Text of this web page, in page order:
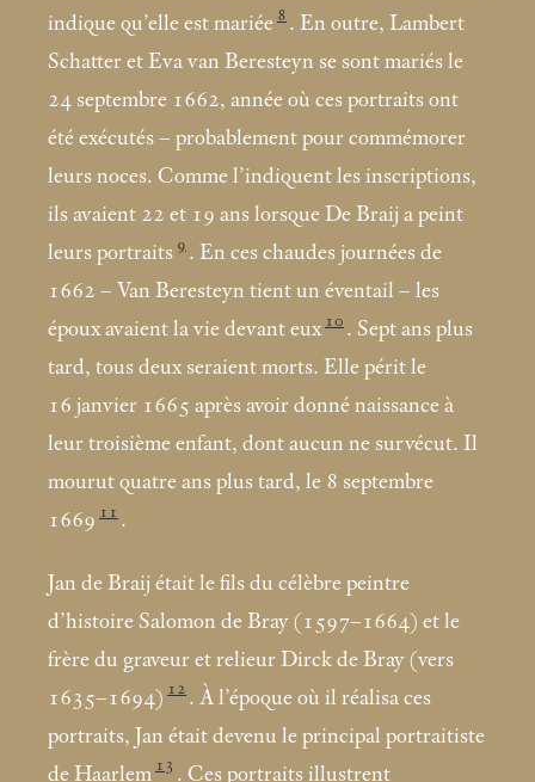
indique qu’elle est mariée 8 . En outre, Lambert
Schatter et Eva van Beresteyn se sont mariés le
24 septembre 1662, année où ces portraits ont
été exécutés – probablement pour commémorer
leurs noces. Comme l’indiquent les inscriptions,
ils avaient 22 et 19 ans lorsque De Braij a peint
leurs portraits 9 . En ces chaudes journées de
1662 – Van Beresteyn tient un éventail – les
époux avaient la vie devant eux 10 . Sept ans plus
tard, tous deux seraient morts. Elle périt le
16 janvier 1665 après avoir donné naissance à
leur troisième enfant, dont aucun ne survécut. Il
mourut quatre ans plus tard, le 8 septembre
1669 11 .
Jan de Braij était le fils du célèbre peintre
d’histoire Salomon de Bray (1597–1664) et le
frère du graveur et relieur Dirck de Bray (vers
1635–1694) 12 . À l’époque où il réalisa ces
portraits, Jan était devenu le principal portraitiste
de Haarlem 13 . Ces portraits illustrent